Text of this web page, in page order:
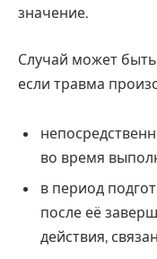
значение.
Случай может
если травма
во время
в период
после её
действия,